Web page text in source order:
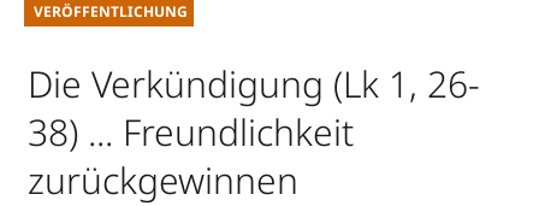
VERÖFFENTLICHUNG
Die Verkündigung (Lk 1, 26-
38) ... Freundlichkeit
zurückgewinnen